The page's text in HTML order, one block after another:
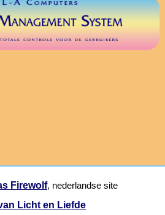
Firewolf, nederlandse site
Licht en Liefde